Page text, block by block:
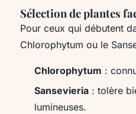
Sélection de plantes
Pour ceux qui débutent
Chlorophytum ou le
Chlorophytum :
Sansevieria : tolère
lumineuses.